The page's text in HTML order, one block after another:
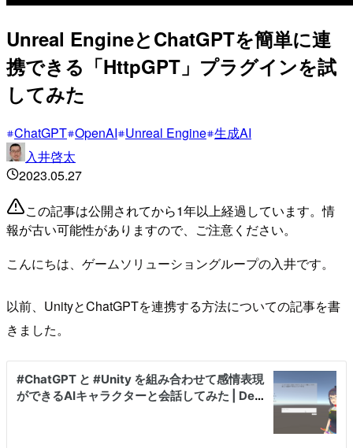
Unreal EngineとChatGPTを簡単に連
携できる「HttpGPT」プラグインを試
してみた
ChatGPT OpenAI Unreal Engine 生成AI
入井啓太
2023.05.27
この記事は公開されてから1年以上経過しています。情
報が古い可能性がありますので、ご注意ください。
こんにちは、ゲームソリューショングループの入井です。
以前、UnityとChatGPTを連携する方法についての記事を書
きました。